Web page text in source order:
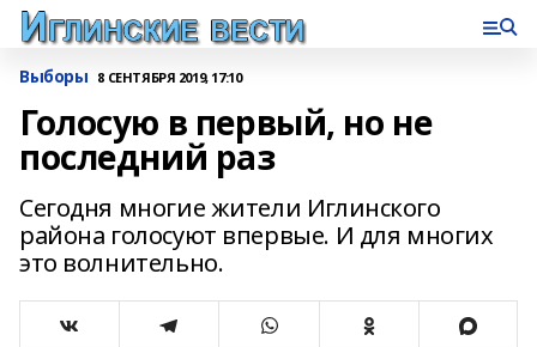
Выборы 8 СЕНТЯБРЯ 2019, 17:10
Голосую в первый, но не
последний раз
Сегодня многие жители Иглинского
района голосуют впервые. И для многих
это волнительно.